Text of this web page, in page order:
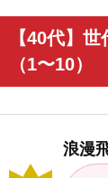
【40代】
（1〜10）
浪漫